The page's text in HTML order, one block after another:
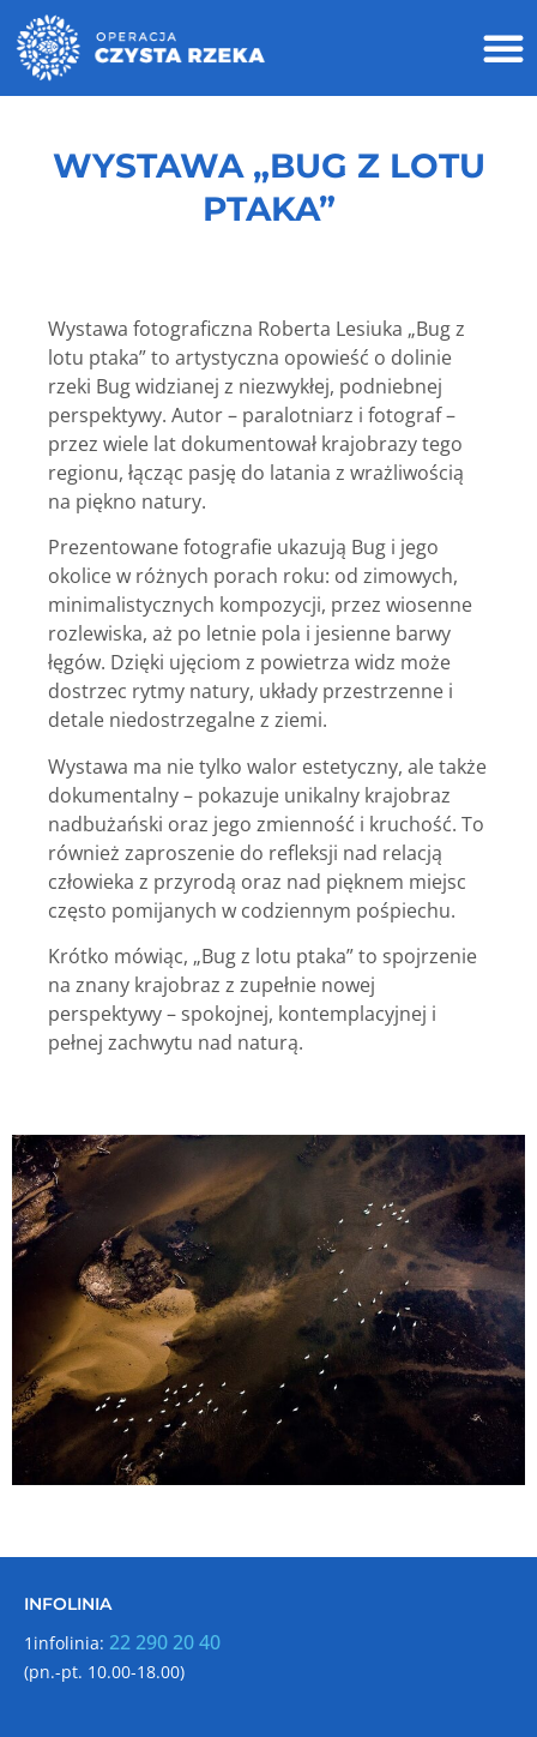
WYSTAWA „BUG Z LOTU
PTAKA”
Wystawa fotograficzna Roberta Lesiuka „Bug z
lotu ptaka” to artystyczna opowieść o dolinie
rzeki Bug widzianej z niezwykłej, podniebnej
perspektywy. Autor – paralotniarz i fotograf –
przez wiele lat dokumentował krajobrazy tego
regionu, łącząc pasję do latania z wrażliwością
na piękno natury.
Prezentowane fotografie ukazują Bug i jego
okolice w różnych porach roku: od zimowych,
minimalistycznych kompozycji, przez wiosenne
rozlewiska, aż po letnie pola i jesienne barwy
łęgów. Dzięki ujęciom z powietrza widz może
dostrzec rytmy natury, układy przestrzenne i
detale niedostrzegalne z ziemi.
Wystawa ma nie tylko walor estetyczny, ale także
dokumentalny – pokazuje unikalny krajobraz
nadbużański oraz jego zmienność i kruchość. To
również zaproszenie do refleksji nad relacją
człowieka z przyrodą oraz nad pięknem miejsc
często pomijanych w codziennym pośpiechu.
Krótko mówiąc, „Bug z lotu ptaka” to spojrzenie
na znany krajobraz z zupełnie nowej
perspektywy – spokojnej, kontemplacyjnej i
pełnej zachwytu nad naturą.
INFOLINIA
1infolinia: 22 290 20 40
(pn.-pt. 10.00-18.00)